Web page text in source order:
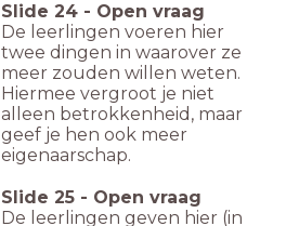
Slide 24 - Open vraag
De leerlingen voeren hier
twee dingen in waarover ze
meer zouden willen weten.
Hiermee vergroot je niet
alleen betrokkenheid, maar
geef je hen ook meer
eigenaarschap.
Slide 25 - Open vraag
De leerlingen geven hier (in